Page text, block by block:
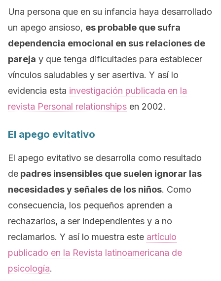
Una persona que en su infancia haya desarrollado
un apego ansioso, es probable que sufra
dependencia emocional en sus relaciones de
pareja y que tenga dificultades para establecer
vínculos saludables y ser asertiva. Y así lo
evidencia esta investigación publicada en la
revista Personal relationships en 2002.
El apego evitativo
El apego evitativo se desarrolla como resultado
de padres insensibles que suelen ignorar las
necesidades y señales de los niños. Como
consecuencia, los pequeños aprenden a
rechazarlos, a ser independientes y a no
reclamarlos. Y así lo muestra este artículo
publicado en la Revista latinoamericana de
psicología.